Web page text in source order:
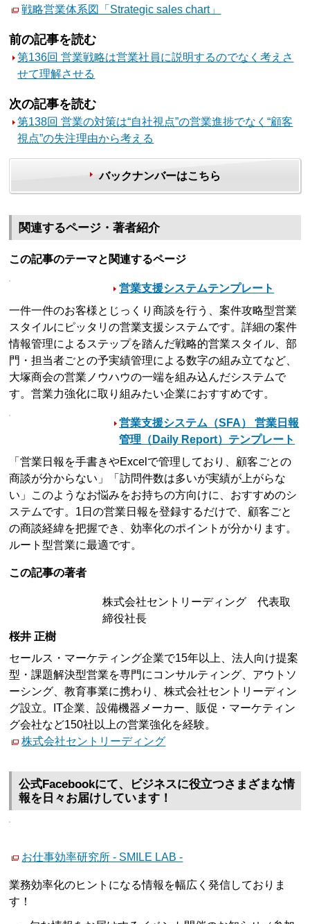
戦略営業体系図「Strategic sales chart」
前の記事を読む
第136回 営業戦略は営業社員に説明するのでなく考えさ
せて理解させる
次の記事を読む
第138回 営業の対策は“自社視点”の営業進捗でなく“顧客
視点”の失注理由から考える
バックナンバーはこちら
関連するページ・著者紹介
この記事のテーマと関連するページ
営業支援システムテンプレート
一件一件のお客様とじっくり商談を行う、案件攻略型営業
スタイルにピッタリの営業支援システムです。詳細の案件
情報管理によるステップを踏んだ戦略的営業スタイル、部
門・担当者ごとの予実績管理による数字の組み立てなど、
大塚商会の営業ノウハウの一端を組み込んだシステムで
す。営業力強化に取り組みたい企業におすすめです。
営業支援システム（SFA） 営業日報
管理（Daily Report）テンプレート
「営業日報を手書きやExcelで管理しており、顧客ごとの
商談が分からない」「訪問件数は多いが実績が上がらな
い」このようなお悩みをお持ちの方向けに、おすすめのシ
ステムです。1日の営業日報を登録するだけで、顧客ごと
の商談経緯を把握でき、効率化のポイントが分かります。
ルート型営業に最適です。
この記事の著者
株式会社セントリーディング 代表取
締役社長
桜井 正樹
セールス・マーケティング企業で15年以上、法人向け提案
型・課題解決型営業を専門にコンサルティング、アウトソ
ーシング、教育事業に携わり、株式会社セントリーディン
グ設立。IT企業、設備機器メーカー、販促・マーケティン
グ会社など150社以上の営業強化を経験。
株式会社セントリーディング
公式Facebookにて、ビジネスに役立つさまざまな情
報を日々お届けしています！
お仕事効率研究所 - SMILE LAB -
業務効率化のヒントになる情報を幅広く発信しておりま
す！